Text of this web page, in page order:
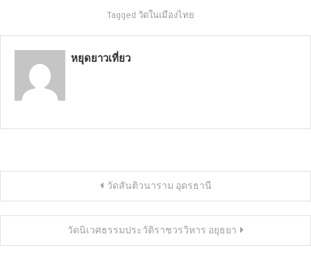
Tagged วัดในเมืองไทย
หยุดยาวเที่ยว
เรื่อง
วัดสันติวนาราม อุดรธานี
วัดนิเวศธรรมประวัติราชวรวิหาร อยุธยา